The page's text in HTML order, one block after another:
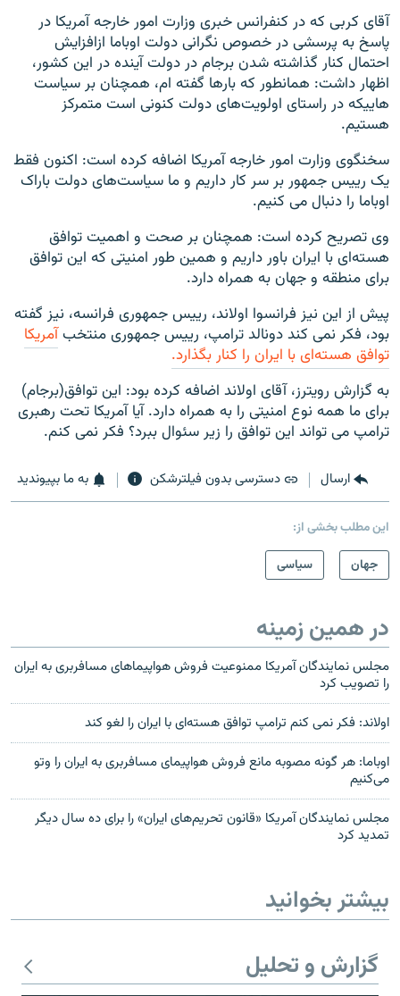
آقای کربی که در کنفرانس خبری وزارت امور خارجه آمریکا در
پاسخ به پرسشی در خصوص نگرانی دولت اوباما ازافزایش
احتمال کنار گذاشته شدن برجام در دولت آینده در این کشور،
اظهار داشت: همانطور که بارها گفته ام، همچنان بر سیاست
هاییکه در راستای اولویت‌های دولت کنونی است متمرکز
هستیم.
سخنگوی وزارت امور خارجه آمریکا اضافه کرده است: اکنون فقط
یک رییس جمهور بر سر کار داریم و ما سیاست‌های دولت باراک
اوباما را دنبال می کنیم.
وی تصریح کرده است: همچنان بر صحت و اهمیت توافق
هسته‌ای با ایران باور داریم و همین طور امنیتی که این توافق
برای منطقه و جهان به همراه دارد.
پیش از این نیز فرانسوا اولاند، رییس جمهوری فرانسه، نیز گفته
بود، فکر نمی کند دونالد ترامپ، رییس جمهوری منتخبآمریکا
توافق هسته‌ای با ایران را کنار بگذارد.
به گزارش رویترز، آقای اولاند اضافه کرده بود: این توافق(برجام)
برای ما همه نوع امنیتی را به همراه دارد. آیا آمریکا تحت رهبری
ترامپ می تواند این توافق را زیر سئوال ببرد؟ فکر نمی کنم.
ارسال دسترسی بدون فیلترشکن به ما بپیوندید
این مطلب بخشی از:
جهان
سیاسی
در همین زمینه
مجلس نمایندگان آمریکا ممنوعیت فروش هواپیماهای مسافربری به ایران
را تصویب کرد
اولاند: فکر نمی کنم ترامپ توافق هسته‌ای با ایران را لغو کند
اوباما: هر گونه مصوبه مانع فروش هواپیمای مسافربری به ایران را وتو
می‌کنیم
مجلس نمایندگان آمریکا «قانون تحریم‌های ایران» را برای ده سال دیگر
تمدید کرد
بیشتر بخوانید
گزارش و تحلیل